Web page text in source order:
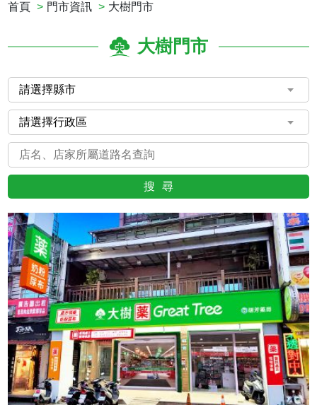
首頁 門市資訊 大樹門市
大樹門市
搜尋